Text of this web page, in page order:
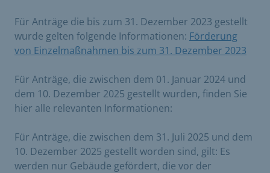
Für Anträge die bis zum 31. Dezember 2023 gestellt
wurde gelten folgende Informationen: Förderung
von Einzelmaßnahmen bis zum 31. Dezember 2023
Für Anträge, die zwischen dem 01. Januar 2024 und
dem 10. Dezember 2025 gestellt wurden, finden Sie
hier alle relevanten Informationen:
Für Anträge, die zwischen dem 31. Juli 2025 und dem
10. Dezember 2025 gestellt worden sind, gilt: Es
werden nur Gebäude gefördert, die vor der